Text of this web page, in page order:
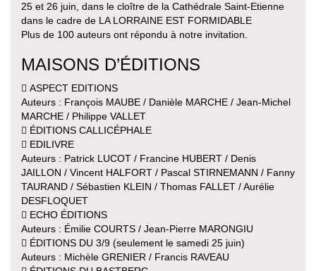
25 et 26 juin, dans le cloître de la Cathédrale Saint-Etienne
dans le cadre de LA LORRAINE EST FORMIDABLE
Plus de 100 auteurs ont répondu à notre invitation.
MAISONS D’ÉDITIONS
 ASPECT EDITIONS
Auteurs : François MAUBE / Danièle MARCHE / Jean-Michel
MARCHE / Philippe VALLET
 ÉDITIONS CALLICÉPHALE
 EDILIVRE
Auteurs : Patrick LUCOT / Francine HUBERT / Denis
JAILLON / Vincent HALFORT / Pascal STIRNEMANN / Fanny
TAURAND / Sébastien KLEIN / Thomas FALLET / Aurélie
DESFLOQUET
 ECHO ÉDITIONS
Auteurs : Émilie COURTS / Jean-Pierre MARONGIU
 ÉDITIONS DU 3/9 (seulement le samedi 25 juin)
Auteurs : Michèle GRENIER / Francis RAVEAU